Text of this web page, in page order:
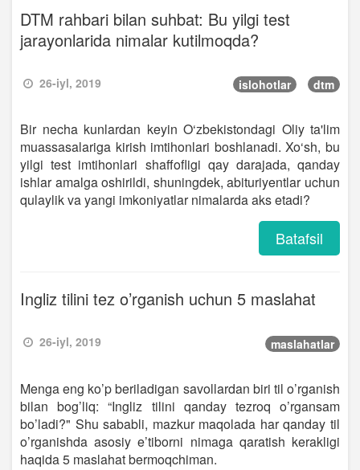
DTM rahbari bilan suhbat: Bu yilgi test
jarayonlarida nimalar kutilmoqda?
26-iyl, 2019 islohotlar dtm
Bir necha kunlardan keyin O‘zbekistondagi Oliy ta'lim
muassasalariga kirish imtihonlari boshlanadi. Xo‘sh, bu
yilgi test imtihonlari shaffofligi qay darajada, qanday
ishlar amalga oshirildi, shuningdek, abituriyentlar uchun
qulaylik va yangi imkoniyatlar nimalarda aks etadi?
Batafsil
Ingliz tilini tez o’rganish uchun 5 maslahat
26-iyl, 2019 maslahatlar
Menga eng ko’p beriladigan savollardan biri til o’rganish
bilan bog’liq: “Ingliz tilini qanday tezroq o’rgansam
bo’ladi?" Shu sababli, mazkur maqolada har qanday til
o’rganishda asosiy e’tiborni nimaga qaratish kerakligi
haqida 5 maslahat bermoqchiman.